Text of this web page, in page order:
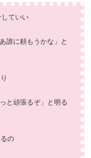
ていい
誰に頼もうかな」と
と頑張るぞ」と明る
の